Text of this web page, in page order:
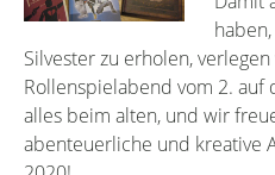
Silvester zu erholen,
Rollenspielabend vom 2. auf
alles beim alten, und wir
abenteuerliche und kreative